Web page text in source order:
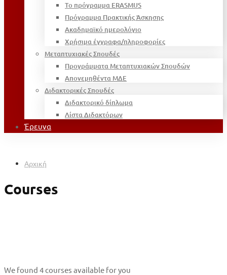
Το πρόγραμμα ERASMUS
Πρόγραμμα Πρακτικής Άσκησης
Ακαδημαϊκό ημερολόγιο
Χρήσιμα έγγραφα/πληροφορίες
Μεταπτυχιακές Σπουδές
Προγράμματα Μεταπτυχιακών Σπουδών
Απονεμηθέντα ΜΔΕ
Διδακτορικές Σπουδές
Διδακτορικό δίπλωμα
Λίστα Διδακτόρων
Έρευνα
Αρχική
Courses
We found 4courses available for you